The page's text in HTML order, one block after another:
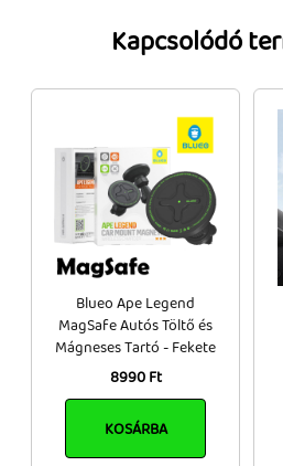
Kapcsolódó
Blueo Ape Legend
MagSafe Autós Töltő és
Mágneses Tartó - Fekete
8990 Ft
KOSÁRBA